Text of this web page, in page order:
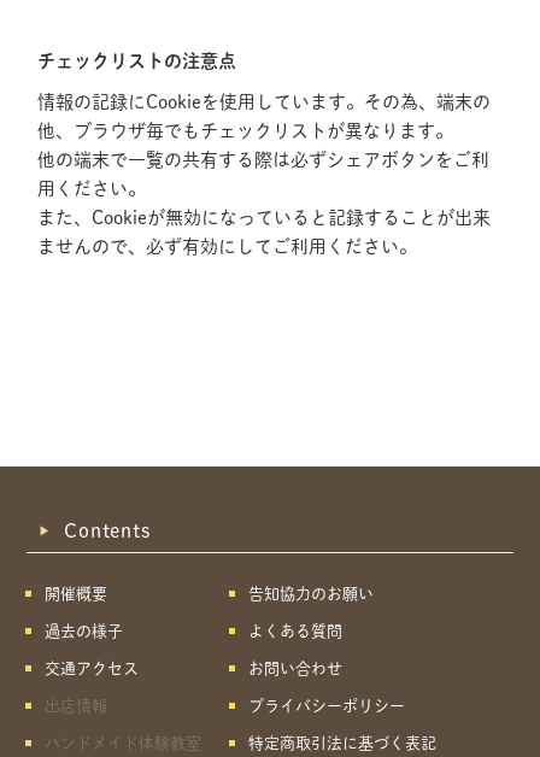
チェックリストの注意点
情報の記録にCookieを使用しています。その為、端末の
他、ブラウザ毎でもチェックリストが異なります。
他の端末で一覧の共有する際は必ずシェアボタンをご利
用ください。
また、Cookieが無効になっていると記録することが出来
ませんので、必ず有効にしてご利用ください。
Contents
開催概要
過去の様子
交通アクセス
出店情報
ハンドメイド体験教室
告知協力のお願い
よくある質問
お問い合わせ
プライバシーポリシー
特定商取引法に基づく表記